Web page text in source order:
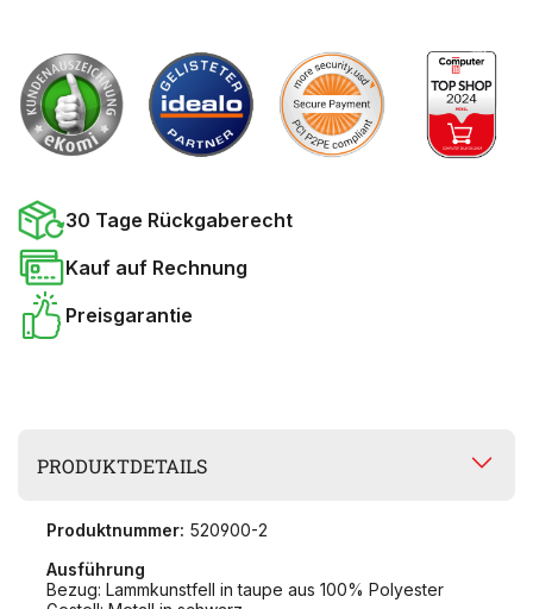
30 Tage Rückgaberecht
Kauf auf Rechnung
Preisgarantie
PRODUKTDETAILS
Produktnummer: 520900-2
Ausführung
Bezug: Lammkunstfell in taupe aus 100% Polyester